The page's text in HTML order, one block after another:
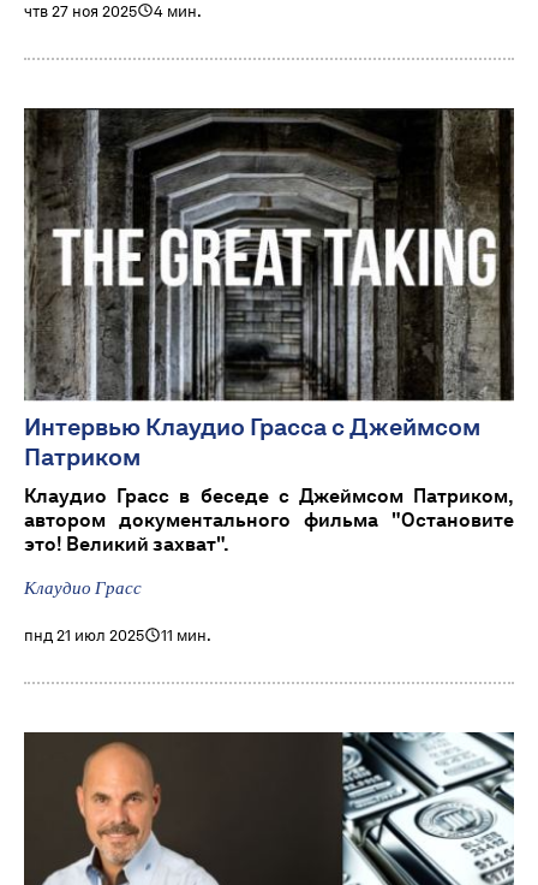
чтв 27 ноя 2025 4 мин.
Интервью Клаудио Грасса с Джеймсом
Патриком
Клаудио Грасс в беседе с Джеймсом Патриком,
автором документального фильма "Остановите
это! Великий захват".
Клаудио Грасс
пнд 21 июл 2025 11 мин.